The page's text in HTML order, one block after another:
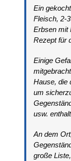
Ein
Fleisch, 2-
Erbsen mit
Rezept für
Einige
Hause, die
um
usw.
An dem
große